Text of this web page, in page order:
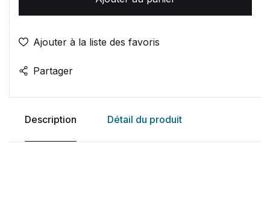
Ajouter à la liste des favoris
Partager
Description Détail du produit